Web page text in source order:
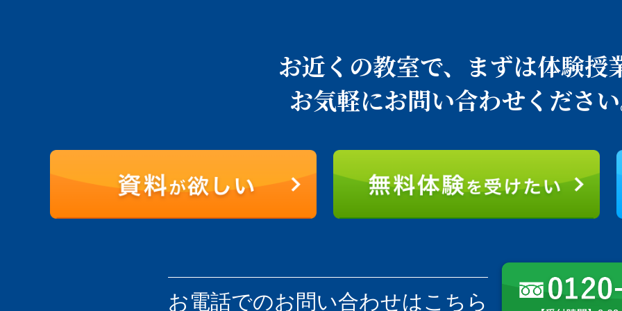
お近くの教室で、 まずは体験授
お気軽にお問い合わせくださ
お電話でのお問い合わせはこちら